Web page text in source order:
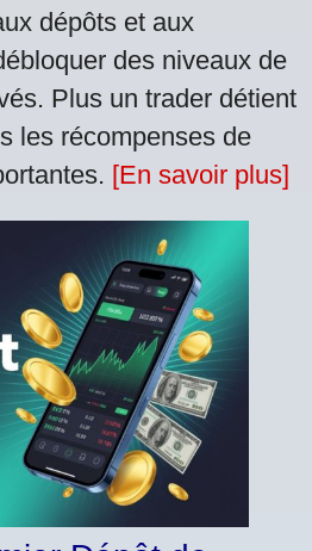
dépôts et aux
des niveaux de
Plus un trader détient
les récompenses de
[En savoir plus]